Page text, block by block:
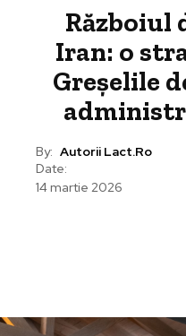
Războiul
Iran: o
Greșelile
By: Autorii Lact.ro
Date:
14 martie 2026